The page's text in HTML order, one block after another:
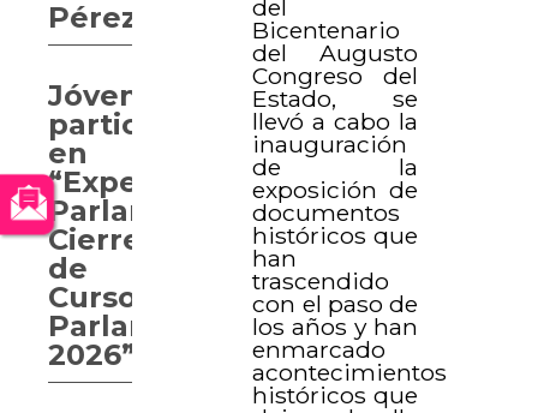
del
Bicentenario
del Augusto
Congreso del
Estado, se
llevó a cabo la
inauguración
de la
exposición de
documentos
históricos que
han
trascendido
con el paso de
los años y han
enmarcado
acontecimientos
históricos que
Pérez”
Jóvenes
participan
en
“Experiencia
Parlamentaria.
Cierre
de
Curso
Parlamentario
2026”